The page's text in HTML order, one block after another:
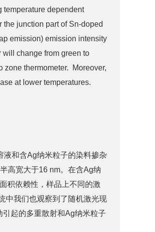
temperature dependent
junction part of Sn-doped
emission) emission intensity
change from green to
zone thermometer. Moreover,
at lower temperatures.
液和含Ag纳米粒子的染料掺杂
高宽大于16 nm。在含Ag纳
积依赖性，样品上不同的激
中我们也观察到了随机激光现
起的多重散射和Ag纳米粒子